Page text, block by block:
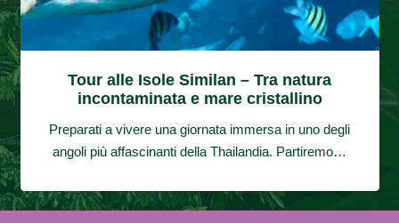
Tour alle Isole Similan – Tra natura
incontaminata e mare cristallino
Preparati a vivere una giornata immersa in uno degli
angoli più affascinanti della Thailandia. Partiremo…